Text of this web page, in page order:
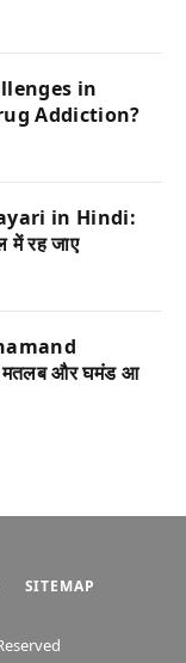
in
Addiction?
in Hindi:
में रह जाए
मतलब और घमंड आ
SITEMAP